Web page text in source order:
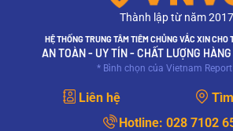
Thành lập từ năm 2017
HỆ THỐNG TRUNG TÂM TIÊM CHỦNG VẮC XIN CHO
AN TOÀN - UY TÍN - CHẤT LƯỢNG
* Bình chọn của Vietnam
Liên hệ
Hotline: 028 7102